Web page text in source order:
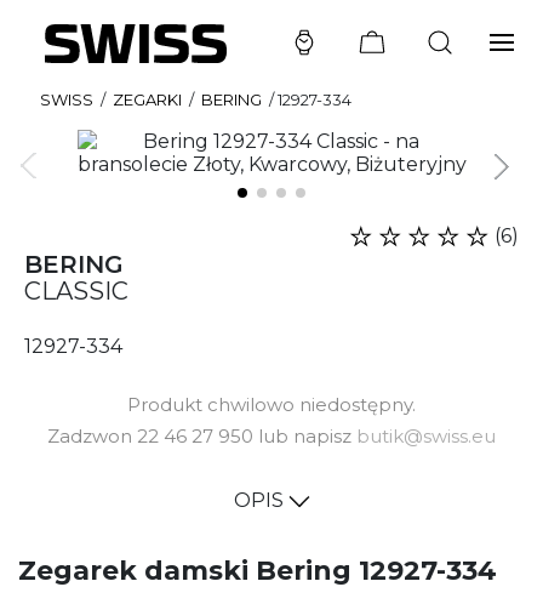
SWISS / ZEGARKI / BERING /12927-334
BERING
CLASSIC
(6)
12927-334
Produkt chwilowo niedostępny.
Zadzwon 22 46 27 950 lub napisz butik@swiss.eu
OPIS
Zegarek damski Bering 12927-334